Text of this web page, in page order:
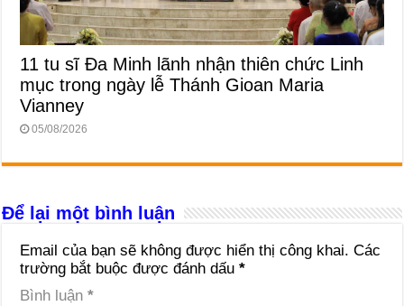
11 tu sĩ Đa Minh lãnh nhận thiên chức Linh
mục trong ngày lễ Thánh Gioan Maria
Vianney
05/08/2026
Để lại một bình luận
Email của bạn sẽ không được hiển thị công khai. Các
trường bắt buộc được đánh dấu*
Bình luận*